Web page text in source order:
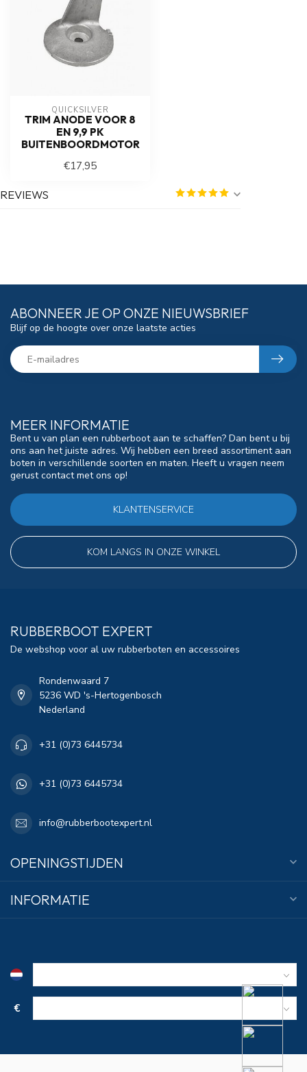
QUICKSILVER
TRIM ANODE VOOR 8
EN 9,9 PK
BUITENBOORDMOTOR
€17,95
REVIEWS
MEER INFORMATIE
Bent u van plan een rubberboot aan te schaffen? Dan bent u bij
ons aan het juiste adres. Wij hebben een breed assortiment aan
boten in verschillende soorten en maten. Heeft u vragen neem
gerust contact met ons op!
KLANTENSERVICE
KOM LANGS IN ONZE WINKEL
ABONNEER JE OP ONZE NIEUWSBRIEF
Blijf op de hoogte over onze laatste acties
RUBBERBOOT EXPERT
De webshop voor al uw rubberboten en accessoires
Rondenwaard 7
5236 WD 's-Hertogenbosch
Nederland
+31 (0)73 6445734
+31 (0)73 6445734
info@rubberbootexpert.nl
OPENINGSTIJDEN
INFORMATIE
€